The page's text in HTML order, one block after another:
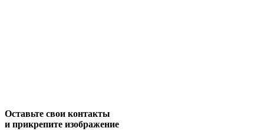
Оставьте свои контакты
и прикрепите изображение